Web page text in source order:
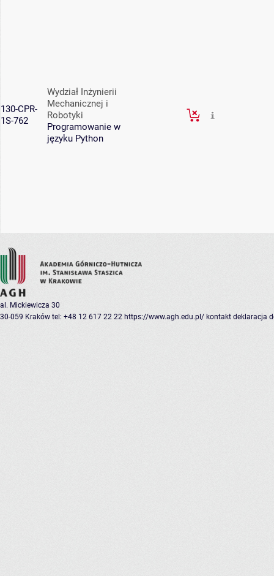
130-CPR-
1S-762
Wydział Inżynierii
Mechanicznej i
Robotyki
Programowanie w
języku Python
al. Mickiewicza 30
30-059 Kraków tel: +48 12 617 22 22 https://www.agh.edu.pl/ kontakt deklaracja